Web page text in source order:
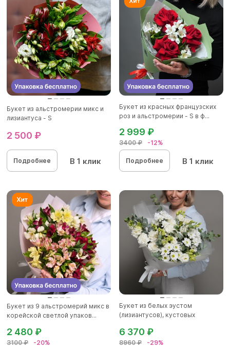
Букет из альстромерии микс и
лизиантуса - S
2 500 ₽
Подробнее В 1 клик
Букет из красных французских
роз и альстромерии - S в ф...
3400 ₽ -12%
2 999 ₽
Подробнее В 1 клик
Букет из 9 альстромерий микс в
корейской светлой упаков...
3100 ₽ -20%
2 480 ₽
Букет из белых эустом
(лизиантусов), кустовых
8960 ₽ -29%
6 370 ₽